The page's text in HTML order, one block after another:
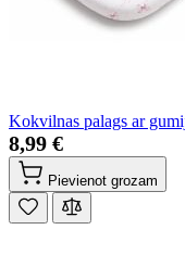
Kokvilnas palags ar
8,99 €
Pievienot grozam